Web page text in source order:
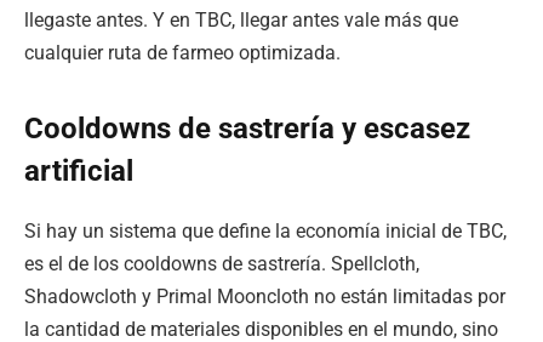
llegaste antes. Y en TBC, llegar antes vale más que
cualquier ruta de farmeo optimizada.
Cooldowns de sastrería y escasez
artificial
Si hay un sistema que define la economía inicial de TBC,
es el de los cooldowns de sastrería. Spellcloth,
Shadowcloth y Primal Mooncloth no están limitadas por
la cantidad de materiales disponibles en el mundo, sino